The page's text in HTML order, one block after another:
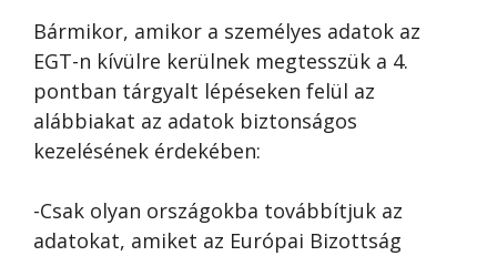
Bármikor, amikor a személyes adatok az
EGT-n kívülre kerülnek megtesszük a 4.
pontban tárgyalt lépéseken felül az
alábbiakat az adatok biztonságos
kezelésének érdekében:
-Csak olyan országokba továbbítjuk az
adatokat, amiket az Európai Bizottság